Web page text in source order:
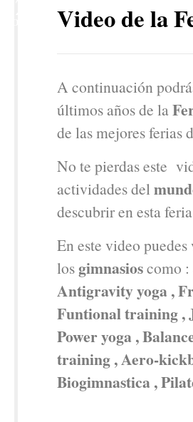
Video de la
A continuación
últimos años de la
de las mejores ferias
No te pierdas este
actividades del
descubrir en esta
En este video
los gimnasioscomo :
Antigravity yoga ,
Funtional training ,
Power yoga ,
training , Aero-
Biogimnastica ,